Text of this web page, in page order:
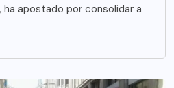
ha apostado por consolidar a